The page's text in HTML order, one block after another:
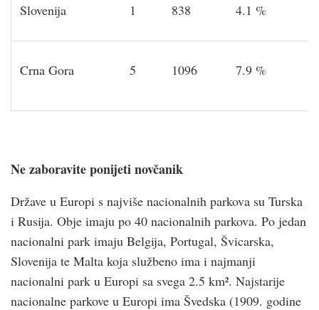
Slovenija 1 838 4.1 %
Crna Gora 5 1096 7.9 %
Ne zaboravite ponijeti novčanik
Države u Europi s najviše nacionalnih parkova su Turska
i Rusija. Obje imaju po 40 nacionalnih parkova. Po jedan
nacionalni park imaju Belgija, Portugal, Švicarska,
Slovenija te Malta koja službeno ima i najmanji
nacionalni park u Europi sa svega 2.5 km². Najstarije
nacionalne parkove u Europi ima Švedska (1909. godine